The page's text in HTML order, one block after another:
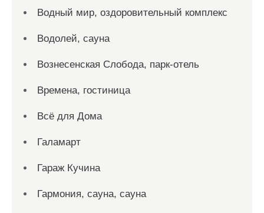
Водный мир, оздоровительный комплекс
Водолей, сауна
Вознесенская Слобода, парк-отель
Времена, гостиница
Всё для Дома
Галамарт
Гараж Кучина
Гармония, сауна, сауна